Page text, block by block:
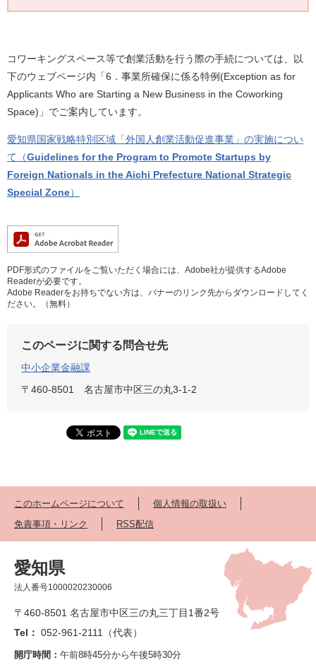
コワーキングスペース等で創業活動を行う際の手続については、以
下のウェブページ内「6．事業所確保に係る特例(Exception as for
Applicants Who are Starting a New Business in the Coworking
Space)」でご案内しています。
愛知県国家戦略特別区域「外国人創業活動促進事業」の実施につい
て（Guidelines for the Program to Promote Startups by
Foreign Nationals in the Aichi Prefecture National Strategic
Special Zone）
PDF形式のファイルをご覧いただく場合には、Adobe社が提供するAdobe
Readerが必要です。
Adobe Readerをお持ちでない方は、バナーのリンク先からダウンロードしてく
ださい。（無料）
このページに関する問合せ先
中小企業金融課
〒460-8501
名古屋市中区三の丸3-1-2
このホームページについて
個人情報の取扱い
免責事項・リンク
RSS配信
愛知県
法人番号1000020230006
〒460-8501 名古屋市中区三の丸三丁目1番2号
Tel： 052-961-2111（代表）
開庁時間： 午前8時45分から午後5時30分